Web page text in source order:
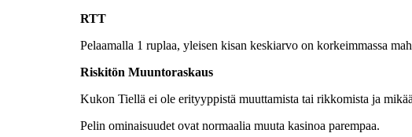
RTT
Pelaamalla 1 ruplaa, yleisen kisan keskiarvo on korkeimmassa
Riskitön Muuntoraskaus
Kukon Tiellä ei ole erityyppistä muuttamista tai rikkomista ja
Pelin ominaisuudet ovat normaalia muuta kasinoa parempaa.